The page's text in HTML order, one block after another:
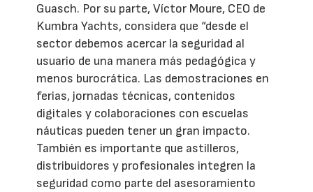
Guasch. Por su parte, Víctor Moure, CEO de
Kumbra Yachts, considera que “desde el
sector debemos acercar la seguridad al
usuario de una manera más pedagógica y
menos burocrática. Las demostraciones en
ferias, jornadas técnicas, contenidos
digitales y colaboraciones con escuelas
náuticas pueden tener un gran impacto.
También es importante que astilleros,
distribuidores y profesionales integren la
seguridad como parte del asesoramiento